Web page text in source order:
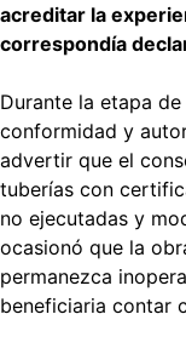
acreditar la
correspondía
Durante la etapa
conformidad y
advertir que el
tuberías con
no ejecutadas y
ocasionó que la
permanezca
beneficiaria contar